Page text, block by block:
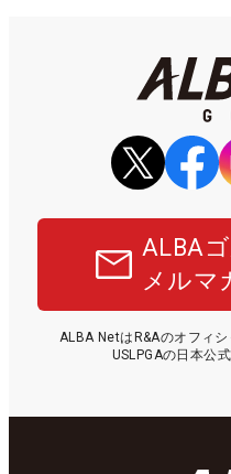
ALBA
メルマ
ALBA NetはR&Aのオフィ
USLPGAの日本公